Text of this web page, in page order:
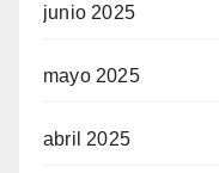
junio 2025
mayo 2025
abril 2025